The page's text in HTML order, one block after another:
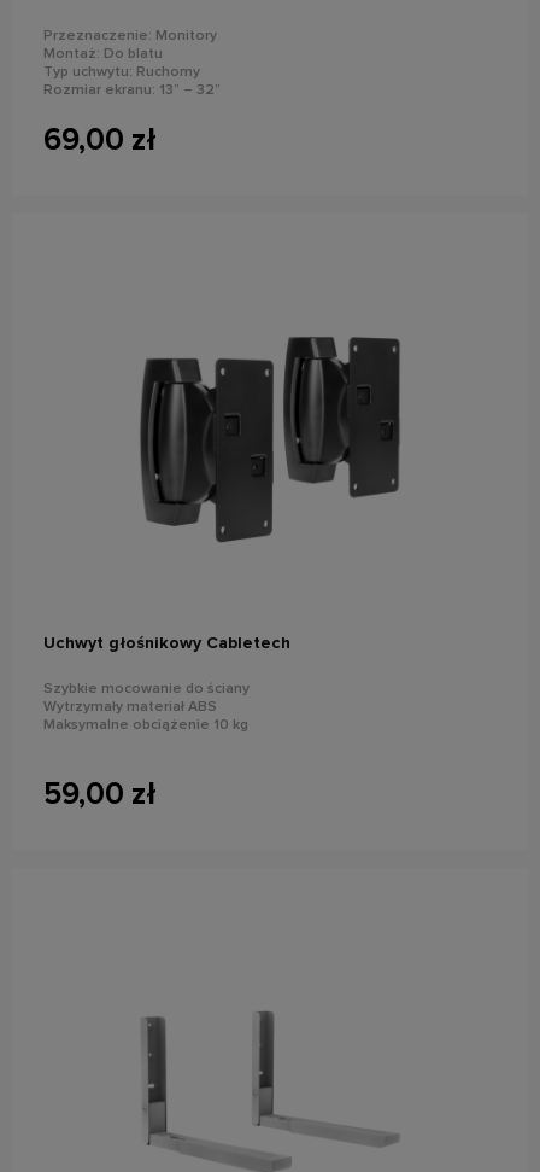
Przeznaczenie: Monitory
Montaż: Do blatu
Typ uchwytu: Ruchomy
Rozmiar ekranu: 13” – 32”
Standard VESA: 75x75, 100x100
69,00 zł
Uchwyt głośnikowy Cabletech
Szybkie mocowanie do ściany
Wytrzymały materiał ABS
Maksymalne obciążenie 10 kg
59,00 zł
powiadom o dostępności